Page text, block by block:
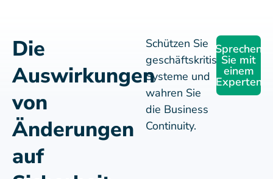
Die
Auswirkungen
von
Änderungen
auf
Schützen Sie
geschäftskritische
Systeme und
wahren Sie
die Business
Continuity.
Sprechen
Sie mit
einem
Experten